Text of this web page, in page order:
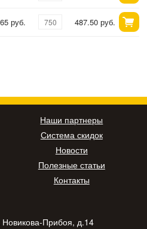
руб. 487.50 руб.
Наши партнеры
Система скидок
Новости
Полезные статьи
Контакты
Новикова-Прибоя, д.14